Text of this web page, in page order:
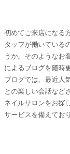
初めてご来店になる
タッフが働いている
うか。そのようなお
によるブログを随時
ブログでは、最近人
との楽しい会話など
ネイルサロンをお探
サービスを備えてお